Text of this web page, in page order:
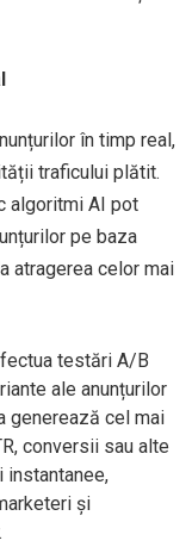
în timp real,
traficului plătit.
algoritmi AI pot
pe baza
atragerea celor mai
testări A/B
ale anunțurilor
generează cel mai
conversii sau alte
instantanee,
și